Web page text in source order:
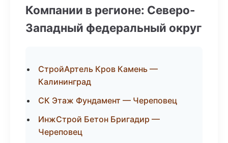
Компании в регионе: Северо-
Западный федеральный округ
СтройАртель Кров Камень —
Калининград
СК Этаж Фундамент — Череповец
ИнжСтрой Бетон Бригадир —
Череповец